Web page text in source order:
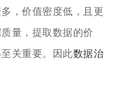
，价值密度低，且更
量，提取数据的价
关重要。因此数据治